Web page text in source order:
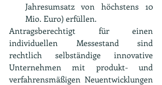
Jahresumsatz von höchstens 10
Mio. Euro) erfüllen.
Antragsberechtigt für einen
individuellen Messestand sind
rechtlich selbständige innovative
Unternehmen mit produkt- und
verfahrensmäßigen Neuentwicklungen